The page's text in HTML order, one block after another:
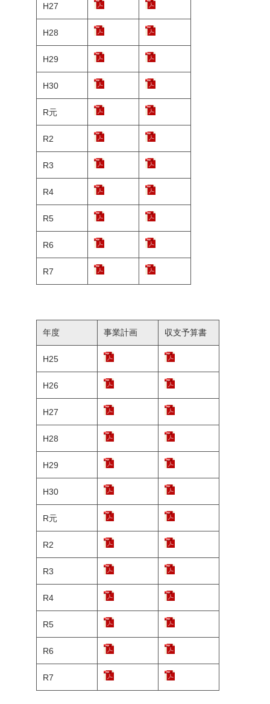
H27
H28
H29
H30
R元
R2
R3
R4
R5
R6
R7
年度 事業計画 収支予算書
H25
H26
H27
H28
H29
H30
R元
R2
R3
R4
R5
R6
R7